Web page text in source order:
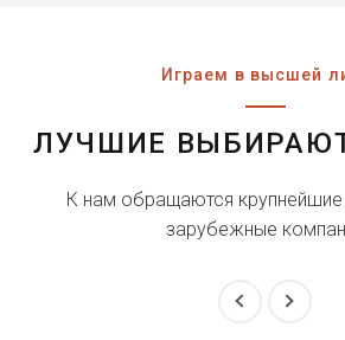
Играем в высшей
ЛУЧШИЕ
К нам обращаются крупнейшие
зарубежные